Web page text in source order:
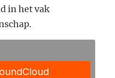
in het vak